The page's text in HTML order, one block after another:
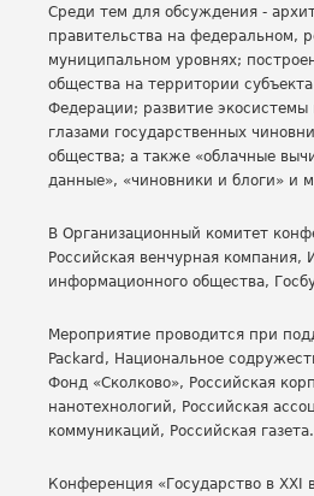
Среди тем для обсуждения -
правительства на федеральном,
муниципальном уровнях;
общества на территории
Федерации; развитие экосистемы
глазами государственных
общества; а также «облачные
данные», «чиновники и блоги» и
В Организационный комитет
Российская венчурная компания,
информационного общества,
Мероприятие проводится при
Packard, Национальное
Фонд «Сколково», Российская
нанотехнологий, Российская
коммуникаций, Российская газета.
Конференция «Государство в XXI